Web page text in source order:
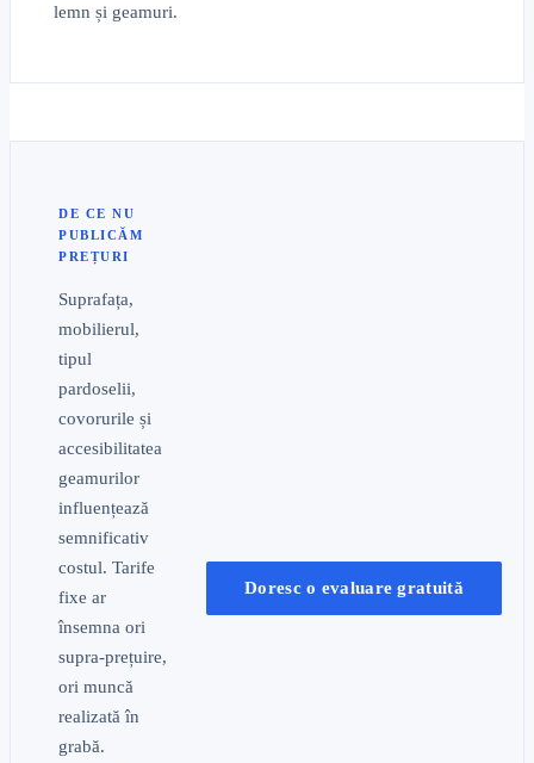
lemn și geamuri.
DE CE NU
PUBLICĂM
PREȚURI
Suprafața,
mobilierul,
tipul
pardoselii,
covorurile și
accesibilitatea
geamurilor
influențează
semnificativ
costul. Tarife
fixe ar
însemna ori
supra-prețuire,
ori muncă
realizată în
grabă.
Doresc o evaluare gratuită